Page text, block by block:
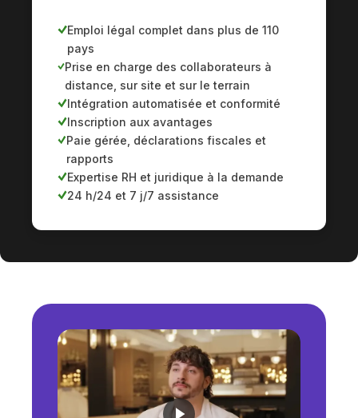
Emploi légal complet dans plus de 110
pays
Prise en charge des collaborateurs à
distance, sur site et sur le terrain
Intégration automatisée et conformité
Inscription aux avantages
Paie gérée, déclarations fiscales et
rapports
Expertise RH et juridique à la demande
24 h/24 et 7 j/7 assistance